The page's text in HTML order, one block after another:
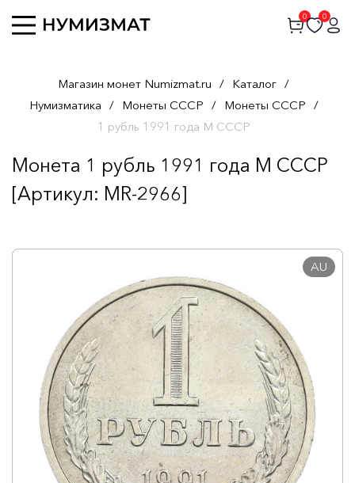
0 0
Магазин монет Numizmat.ru / Каталог /
Нумизматика / Монеты СССР / Монеты СССР /
1 рубль 1991 года M СССР
Монета 1 рубль 1991 года M СССР
[Артикул: MR-2966]
AU